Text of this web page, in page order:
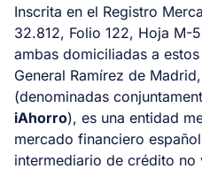
Inscrita en el Registro
32.812, Folio 122, Hoja M-
ambas domiciliadas a
General Ramírez de
(denominadas
iAhorro), es una entidad
mercado financiero
intermediario de crédito no